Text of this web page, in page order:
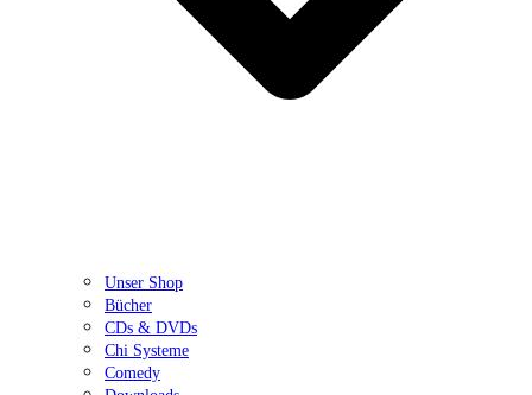
Unser Shop
Bücher
CDs & DVDs
Chi Systeme
Comedy